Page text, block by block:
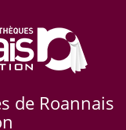
de Roannais